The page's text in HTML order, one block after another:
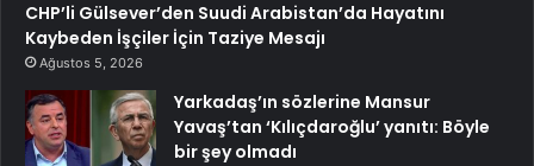
CHP’li Gülsever’den Suudi Arabistan’da Hayatını
Kaybeden İşçiler İçin Taziye Mesajı
Ağustos 5, 2026
Yarkadaş’ın sözlerine Mansur
Yavaş’tan ‘Kılıçdaroğlu’ yanıtı: Böyle
bir şey olmadı